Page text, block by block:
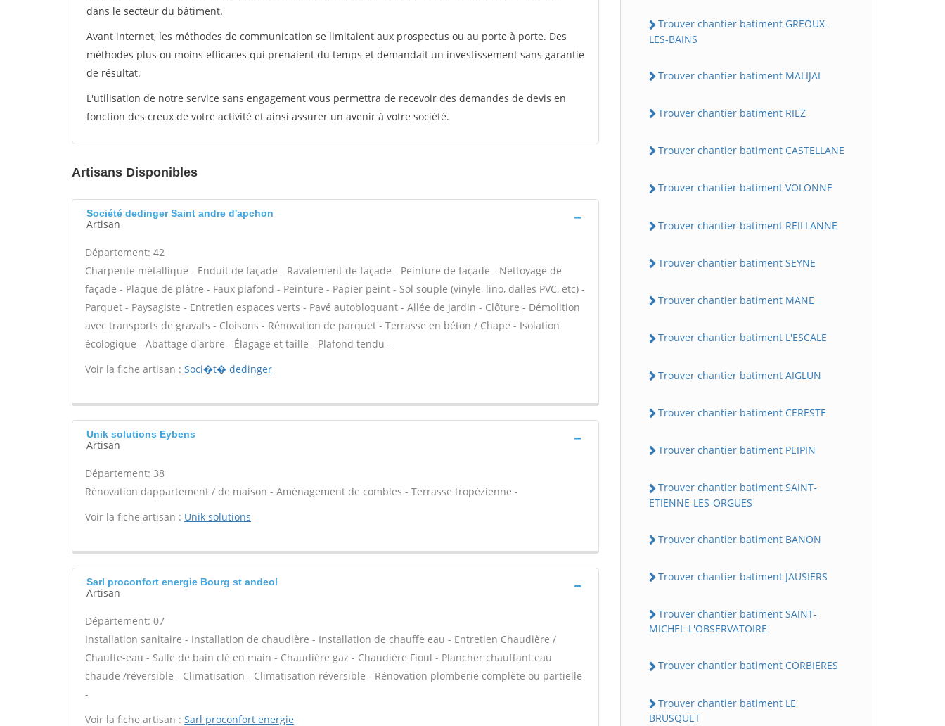
dans le secteur du bâtiment.
Avant internet, les méthodes de communication se limitaient aux prospectus ou au porte à porte. Des
méthodes plus ou moins efficaces qui prenaient du temps et demandait un investissement sans garantie
de résultat.
L'utilisation de notre service sans engagement vous permettra de recevoir des demandes de devis en
fonction des creux de votre activité et ainsi assurer un avenir à votre société.
Artisans Disponibles
Société dedinger Saint andre d'apchon
Artisan
Département: 42
Charpente métallique - Enduit de façade - Ravalement de façade - Peinture de façade - Nettoyage de
façade - Plaque de plâtre - Faux plafond - Peinture - Papier peint - Sol souple (vinyle, lino, dalles PVC, etc) -
Parquet - Paysagiste - Entretien espaces verts - Pavé autobloquant - Allée de jardin - Clôture - Démolition
avec transports de gravats - Cloisons - Rénovation de parquet - Terrasse en béton / Chape - Isolation
écologique - Abattage d'arbre - Élagage et taille - Plafond tendu -
Voir la fiche artisan : Soci�t� dedinger
Unik solutions Eybens
Artisan
Département: 38
Rénovation dappartement / de maison - Aménagement de combles - Terrasse tropézienne -
Voir la fiche artisan : Unik solutions
Sarl proconfort energie Bourg st andeol
Artisan
Département: 07
Installation sanitaire - Installation de chaudière - Installation de chauffe eau - Entretien Chaudière /
Chauffe-eau - Salle de bain clé en main - Chaudière gaz - Chaudière Fioul - Plancher chauffant eau
chaude /réversible - Climatisation - Climatisation réversible - Rénovation plomberie complète ou partielle
-
Voir la fiche artisan : Sarl proconfort energie
Trouver chantier batiment GREOUX-
LES-BAINS
Trouver chantier batiment MALIJAI
Trouver chantier batiment RIEZ
Trouver chantier batiment CASTELLANE
Trouver chantier batiment VOLONNE
Trouver chantier batiment REILLANNE
Trouver chantier batiment SEYNE
Trouver chantier batiment MANE
Trouver chantier batiment L'ESCALE
Trouver chantier batiment AIGLUN
Trouver chantier batiment CERESTE
Trouver chantier batiment PEIPIN
Trouver chantier batiment SAINT-
ETIENNE-LES-ORGUES
Trouver chantier batiment BANON
Trouver chantier batiment JAUSIERS
Trouver chantier batiment SAINT-
MICHEL-L'OBSERVATOIRE
Trouver chantier batiment CORBIERES
Trouver chantier batiment LE
BRUSQUET